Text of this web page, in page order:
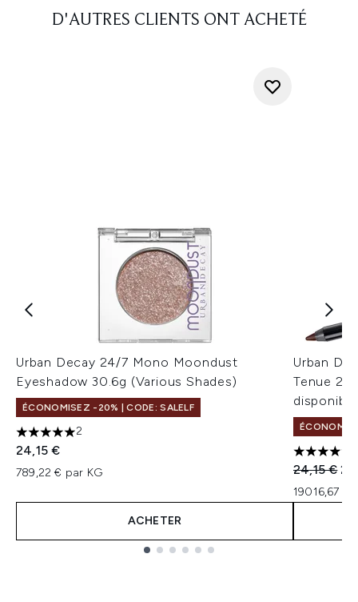
D'AUTRES CLIENTS ONT ACHETÉ
Urban Decay 24/7 Mono Moondust
Eyeshadow 30.6g (Various Shades)
ÉCONOMISEZ -20% | CODE: SALELF
5 étoiles sur un maximum de 5
2
24,15 €
789,22 € par KG
ACHETER
Urban
Tenue
5 étoiles
Prix de
24,15 €
19016,67 €